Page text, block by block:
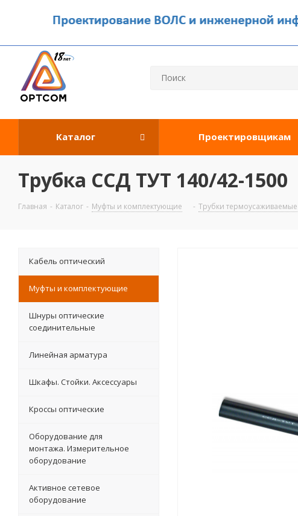
Каталог Проектировщикам
Трубка ССД ТУТ 140/42-1500
Главная - Каталог - Муфты и комплектующие - Трубки термоусаживаемые
Кабель оптический
Муфты и комплектующие
Шнуры оптические
соединительные
Линейная арматура
Шкафы. Стойки. Аксесcуары
Кроссы оптические
Оборудование для
монтажа. Измерительное
оборудование
Активное сетевое
оборудование